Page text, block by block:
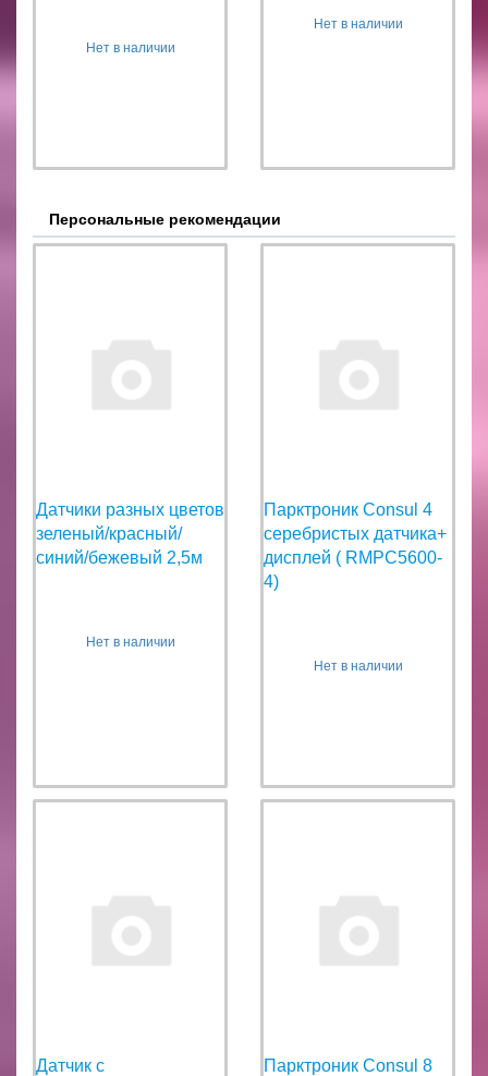
Нет в наличии
Нет в наличии
Персональные рекомендации
Датчики разных цветов
зеленый/красный/
синий/бежевый 2,5м
Нет в наличии
Парктроник Consul 4
серебристых датчика+
дисплей ( RMPC5600-
4)
Нет в наличии
Датчик с
Парктроник Consul 8